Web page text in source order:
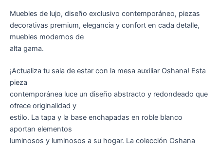
k
-
f
a
m
e
r
s
t
Muebles de lujo, diseño exclusivo contemporáneo, piezas
decorativas premium, elegancia y confort en cada detalle,
muebles modernos de
alta gama.
¡Actualiza tu sala de estar con la mesa auxiliar Oshana! Esta
pieza
contemporánea luce un diseño abstracto y redondeado que
ofrece originalidad y
estilo. La tapa y la base enchapadas en roble blanco
aportan elementos
luminosos y luminosos a su hogar. La colección Oshana